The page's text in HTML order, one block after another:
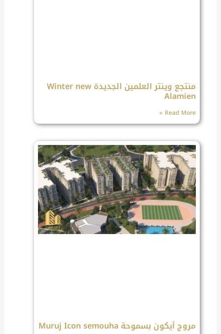
منتجع وينتر العلمين الجديدة Winter new
Alamien
Read More »
مروج أيكون بسموحة Muruj Icon semouha